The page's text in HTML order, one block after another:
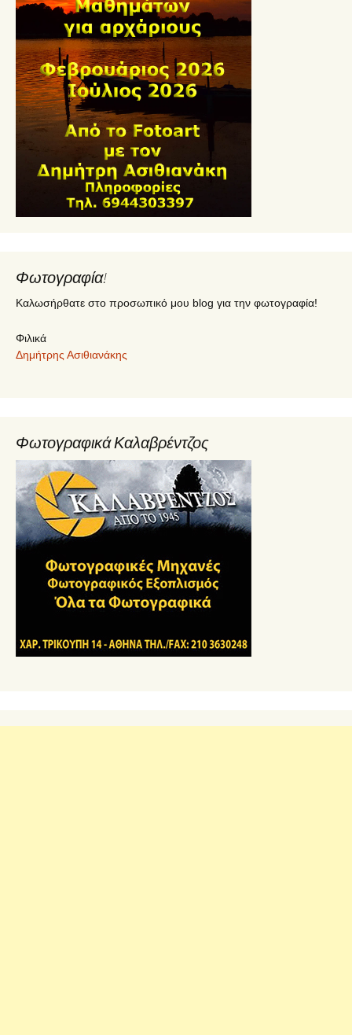
Φωτογραφία!
Καλωσήρθατε στο προσωπικό μου blog για την φωτογραφία!
Φιλικά
Δημήτρης Ασιθιανάκης
Φωτογραφικά Καλαβρέντζος